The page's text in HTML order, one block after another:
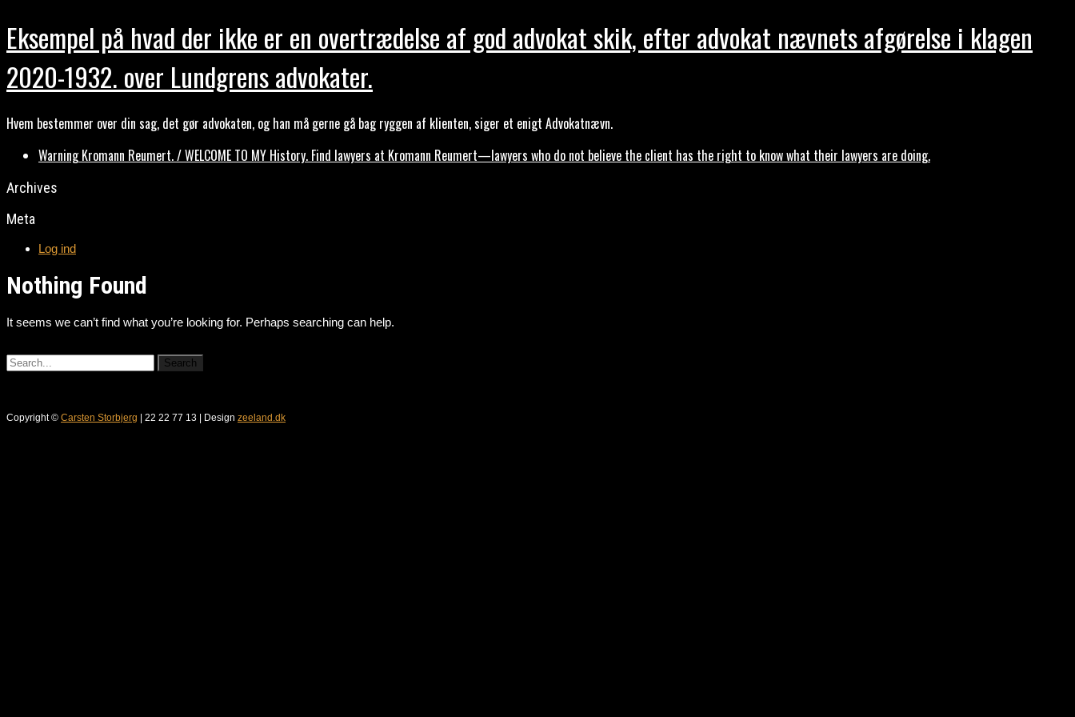
Eksempel på hvad der ikke er en overtrædelse af god advokat skik, efter advokat nævnets afgørelse i klagen
2020-1932. over Lundgrens advokater.
Hvem bestemmer over din sag, det gør advokaten, og han må gerne gå bag ryggen af klienten, siger et enigt Advokatnævn.
Warning Kromann Reumert. / WELCOME TO MY History. Find lawyers at Kromann Reumert—lawyers who do not believe the client has the right to know what their lawyers are doing.
Archives
Meta
Log ind
Nothing Found
It seems we can’t find what you’re looking for. Perhaps searching can help.
Copyright © Carsten Storbjerg | 22 22 77 13 | Design zeeland.dk